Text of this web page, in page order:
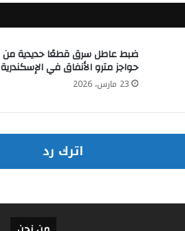
ضبط عاطل سرق قطعًا حديدية من
حواجز مترو الأنفاق في الإسكندرية
23 مارس، 2026
اترك رد